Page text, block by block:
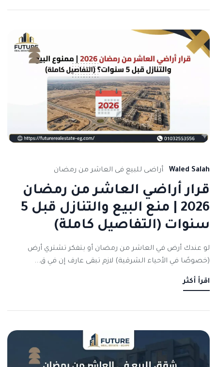
Waled Salah أراضى للبيع فى العاشر من رمضان
قرار أراضي العاشر من رمضان
2026 | منع البيع والتنازل قبل 5
سنوات (التفاصيل كاملة)
لو عندك أرض في العاشر من رمضان أو بتفكر تشتري أرض
(خصوصًا في الأحياء الشرقية) لازم تبقى عارف إن في ق...
اقرأ أكثر